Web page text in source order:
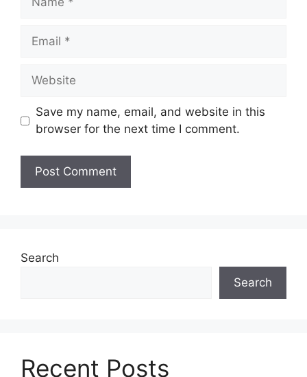
Save my name, email, and website in this
browser for the next time I comment.
Search
Search
Recent Posts